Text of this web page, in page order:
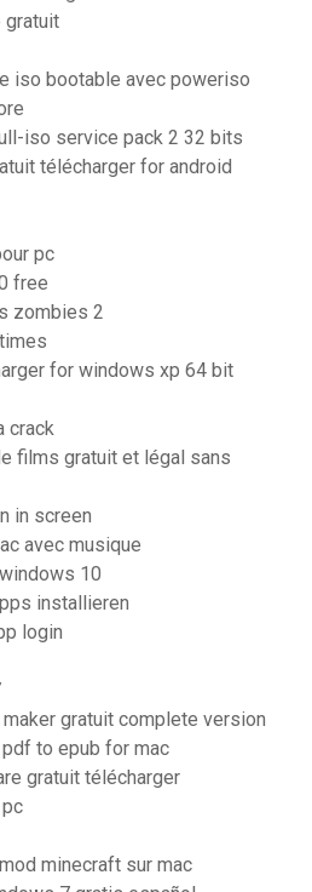
gratuit
iso bootable avec poweriso
iso service pack 2 32 bits
télécharger for android
pc
free
zombies 2
for windows xp 64 bit
crack
films gratuit et légal sans
in screen
avec musique
10
installieren
login
gratuit complete version
to epub for mac
gratuit télécharger
minecraft sur mac